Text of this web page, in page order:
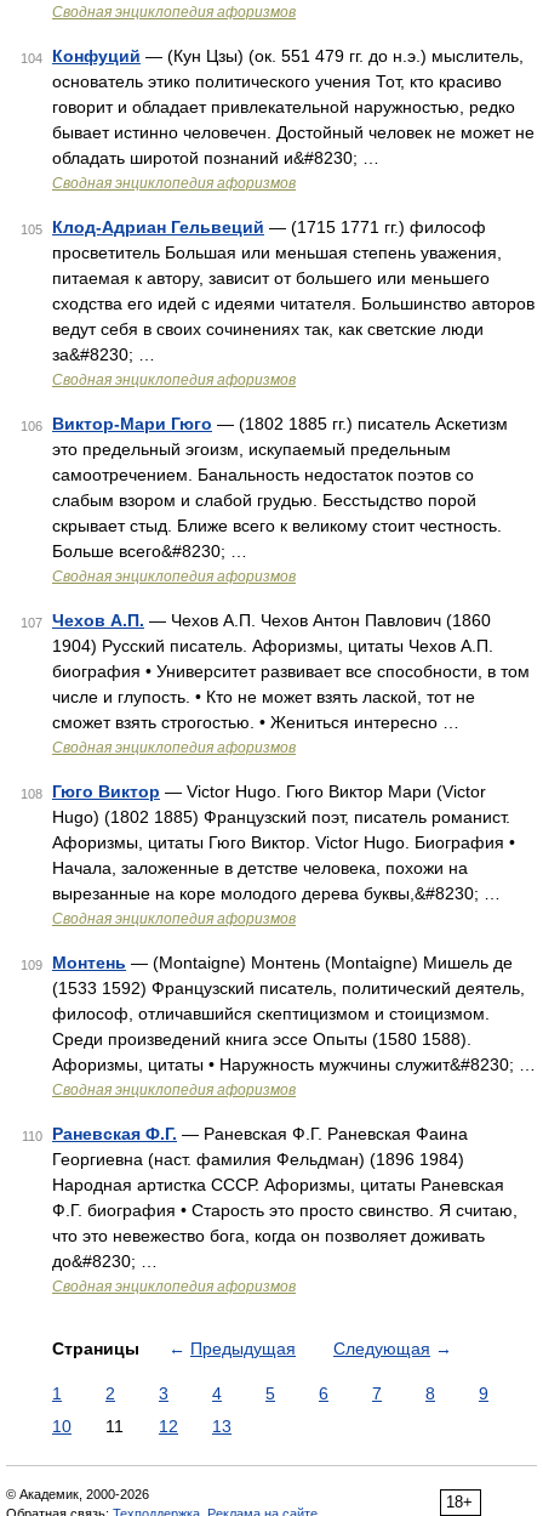
Сводная энциклопедия афоризмов
104 Конфуций — (Кун Цзы) (ок. 551 479 гг. до н.э.) мыслитель,
основатель этико политического учения Тот, кто красиво
говорит и обладает привлекательной наружностью, редко
бывает истинно человечен. Достойный человек не может не
обладать широтой познаний и&#8230; …
Сводная энциклопедия афоризмов
105 Клод-Адриан Гельвеций — (1715 1771 гг.) философ
просветитель Большая или меньшая степень уважения,
питаемая к автору, зависит от большего или меньшего
сходства его идей с идеями читателя. Большинство авторов
ведут себя в своих сочинениях так, как светские люди
за&#8230; …
Сводная энциклопедия афоризмов
106 Виктор-Мари Гюго — (1802 1885 гг.) писатель Аскетизм
это предельный эгоизм, искупаемый предельным
самоотречением. Банальность недостаток поэтов со
слабым взором и слабой грудью. Бесстыдство порой
скрывает стыд. Ближе всего к великому стоит честность.
Больше всего&#8230; …
Сводная энциклопедия афоризмов
107 Чехов А.П. — Чехов А.П. Чехов Антон Павлович (1860
1904) Русский писатель. Афоризмы, цитаты Чехов А.П.
биография • Университет развивает все способности, в том
числе и глупость. • Кто не может взять лаской, тот не
сможет взять строгостью. • Жениться интересно …
Сводная энциклопедия афоризмов
108 Гюго Виктор — Victor Hugo. Гюго Виктор Мари (Victor
Hugo) (1802 1885) Французский поэт, писатель романист.
Афоризмы, цитаты Гюго Виктор. Victor Hugo. Биография •
Начала, заложенные в детстве человека, похожи на
вырезанные на коре молодого дерева буквы,&#8230; …
Сводная энциклопедия афоризмов
109 Монтень — (Montaigne) Монтень (Montaigne) Мишель де
(1533 1592) Французский писатель, политический деятель,
философ, отличавшийся скептицизмом и стоицизмом.
Среди произведений книга эссе Опыты (1580 1588).
Афоризмы, цитаты • Наружность мужчины служит&#8230; …
Сводная энциклопедия афоризмов
110 Раневская Ф.Г. — Раневская Ф.Г. Раневская Фаина
Георгиевна (наст. фамилия Фельдман) (1896 1984)
Народная артистка СССР. Афоризмы, цитаты Раневская
Ф.Г. биография • Старость это просто свинство. Я считаю,
что это невежество бога, когда он позволяет доживать
до&#8230; …
Сводная энциклопедия афоризмов
Страницы ← Предыдущая Следующая →
1 2 3 4 5 6 7 8
9
10
11 12 13
18+
© Академик, 2000-2026